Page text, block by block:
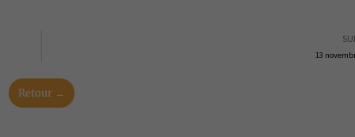
13
Retour →